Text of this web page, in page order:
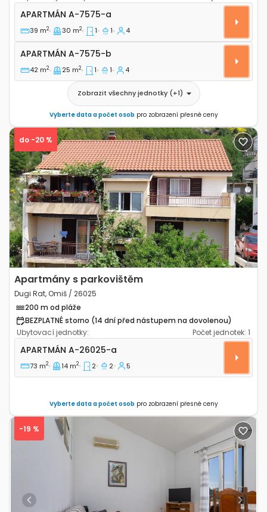
Jednopokojový apartmán Dugi Rat, Omiš A-7575-a
APARTMÁN A-7575-a
39 m2 30 m2 1 1 4
Apartmán A-7575-b
APARTMÁN A-7575-b
42 m2 25 m2 1 1 4
Zobrazit všechny jednotky(+1)
Vyberte data a počet osob pro zobrazení přesné ceny
Previous Next
do -20 %
Apartmány s parkovištěm
Dugi Rat, Omiš / 26025
200 m od pláže
BEZPLATNÉ storno (14 dní před nástupem na dovolenou)
Ubytovací jednotky:
Počet jednotek: 1
Dvoupokojový apartmán Dugi Rat, Omiš A-26025-a
APARTMÁN A-26025-a
73 m2 14 m2 2 2 5
Vyberte data a počet osob pro zobrazení přesné ceny
Previous Next
-19 %